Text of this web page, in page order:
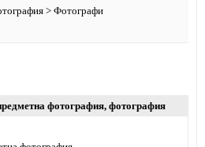
> Фотографи
фотография, фотография